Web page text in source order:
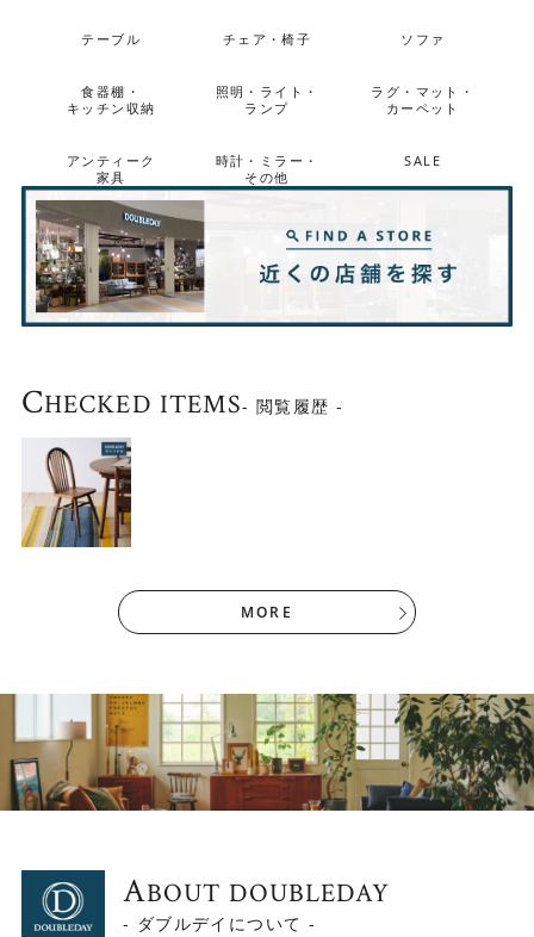
木の質感を生かしたオイル塗装仕上げ
木の質感を楽しめるよう、木表面は塗膜を作らないオイル
塗装で仕上げています。経年変化が出やすく、使い込む程
に味わい深さが増していく仕上げです。ご自身で簡単にメ
テーブル チェア・椅子 ソファ
食器棚・
キッチン収納
照明・ライト・
ランプ
ラグ・マット・
カーペット
アンティーク
家具
時計・ミラー・
その他
SALE
CHECKED ITEMS- 閲覧履歴 -
MORE
ABOUT DOUBLEDAY
- ダブルデイについて -